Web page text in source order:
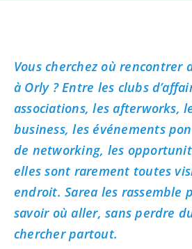
Vous cherchez où rencontrer
à Orly ? Entre les clubs
associations, les afterworks,
business, les événements
de networking, les
elles sont rarement toutes
endroit. Sarea les rassemble
savoir où aller, sans perdre
chercher partout.